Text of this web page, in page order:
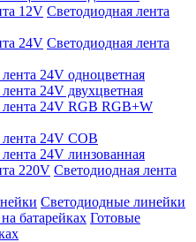
Светодиодная лента
Светодиодная лента
24V одноцветная
24V двухцветная
лента 24V RGB RGB+W
24V COB
24V линзованная
Светодиодная лента
Светодиодные линейки
Готовые